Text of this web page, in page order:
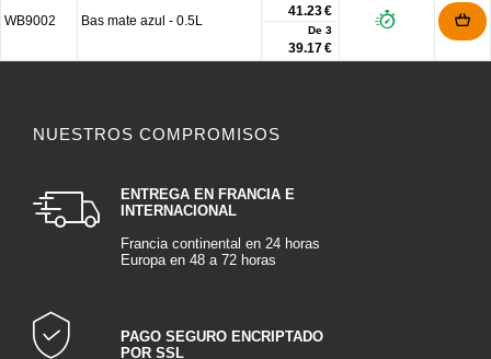
WB9002 Bas mate azul - 0.5L
41.23 €
De 3
39.17 €
NUESTROS COMPROMISOS
ENTREGA EN FRANCIA E
INTERNACIONAL
Francia continental en 24 horas
Europa en 48 a 72 horas
PAGO SEGURO ENCRIPTADO
POR SSL